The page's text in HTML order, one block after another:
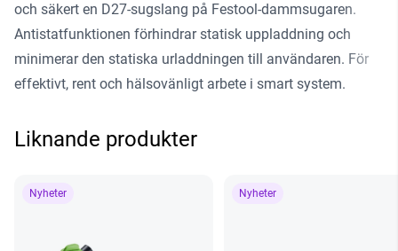
och säkert en D27-sugslang på Festool-dammsugaren.
Antistatfunktionen förhindrar statisk uppladdning och
minimerar den statiska urladdningen till användaren. För
effektivt, rent och hälsovänligt arbete i smart system.
Liknande produkter
Nyheter Nyheter